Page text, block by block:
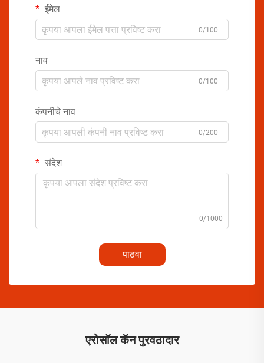
ईमेल
0/100
नाव
0/100
कंपनीचे नाव
0/200
संदेश
0/1000
पाठवा
एरोसॉल कॅन पुरवठादार